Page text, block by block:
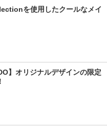
を使用したクールなメイ
】オリジナルデザインの限定